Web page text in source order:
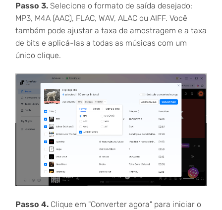
Passo 3.Selecione o formato de saída desejado:
MP3, M4A (AAC), FLAC, WAV, ALAC ou AIFF. Você
também pode ajustar a taxa de amostragem e a taxa
de bits e aplicá-las a todas as músicas com um
único clique.
Passo 4.Clique em "Converter agora" para iniciar o